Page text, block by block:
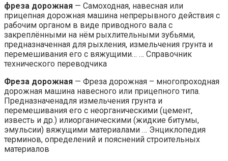
фреза дорожная — Самоходная, навесная или
прицепная дорожная машина непрерывного действия с
рабочим органом в виде приводного вала с
закреплёнными на нём рыхлительными зубьями,
предназначенная для рыхления, измельчения грунта и
перемешивания его с вяжущими… … Справочник
технического переводчика
Фреза дорожная — Фреза дорожная – многопроходная
дорожная машина навесного или прицепного типа.
Предназначенадля измельчения грунта и
перемешивания его с неорганическими (цемент,
известь и др.) илиорганическими (жидкие битумы,
эмульсии) вяжущими материалами … Энциклопедия
терминов, определений и пояснений строительных
материалов